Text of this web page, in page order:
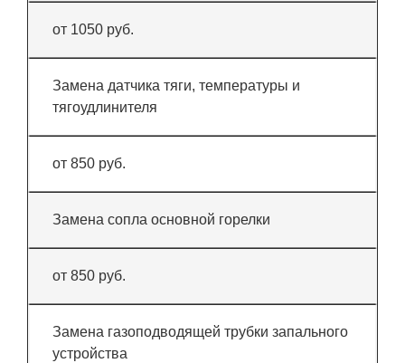
от 1050 руб.
Замена датчика тяги, температуры и
тягоудлинителя
от 850 руб.
Замена сопла основной горелки
от 850 руб.
Замена газоподводящей трубки запального
устройства